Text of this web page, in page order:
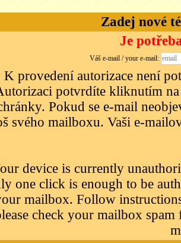
Zadej nové
Je
Váš e-mail / your e-mail:
K provedení autorizace není
potvrdíte kliknutím na
Pokud se e-mail
svého mailboxu. Vaši e-
device is currently
one click is enough to be
mailbox. Follow
check your mailbox